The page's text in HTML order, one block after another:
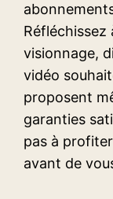
Réfléchissez
visionnage,
vidéo
proposent
garanties
pas à
avant de